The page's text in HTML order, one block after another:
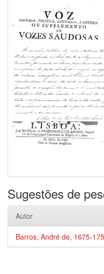
Sugestões de
Autor
Barros, André de, 1675-